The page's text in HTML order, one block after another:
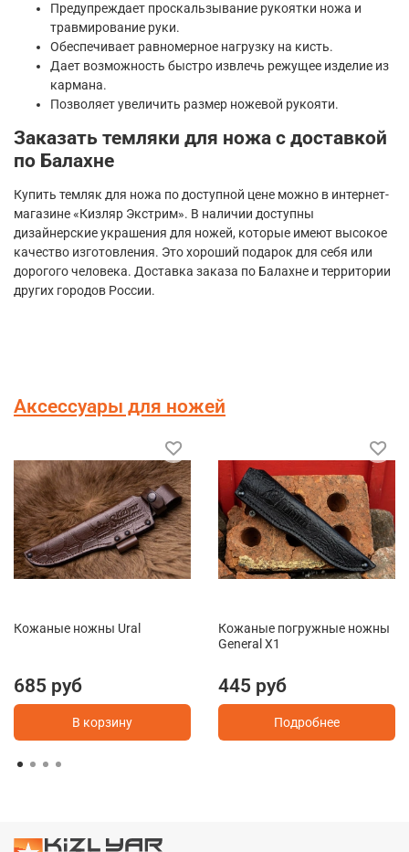
Предупреждает проскальзывание рукоятки ножа и
травмирование руки.
Обеспечивает равномерное нагрузку на кисть.
Дает возможность быстро извлечь режущее изделие из
кармана.
Позволяет увеличить размер ножевой рукояти.
Заказать темляки для ножа с доставкой
по Балахне
Купить темляк для ножа по доступной цене можно в интернет-
магазине «Кизляр Экстрим». В наличии доступны
дизайнерские украшения для ножей, которые имеют высокое
качество изготовления. Это хороший подарок для себя или
дорогого человека. Доставка заказа по Балахне и территории
других городов России.
Аксессуары для ножей
Кожаные ножны Ural
685 руб
В корзину
Кожаные погружные ножны
General X1
445 руб
Подробнее